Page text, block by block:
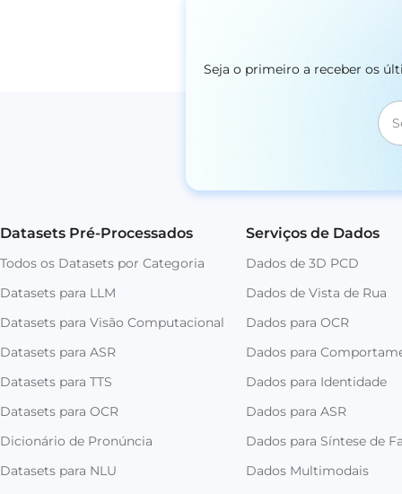
Seja o primeiro a receber os
Datasets Pré-Processados
Todos os Datasets por Categoria
Datasets para LLM
Datasets para Visão Computacional
Datasets para ASR
Datasets para TTS
Datasets para OCR
Dicionário de Pronúncia
Datasets para NLU
Serviços de Dados
Dados de 3D PCD
Dados de Vista de Rua
Dados para OCR
Dados para
Dados para Identidade
Dados para ASR
Dados para Síntese de
Dados Multimodais